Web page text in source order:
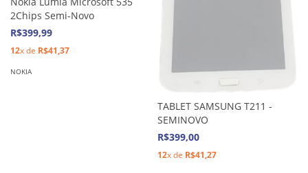
2Chips Semi-Novo
R$399,99
12x de R$41,37
NOKIA
TABLET SAMSUNG T211 -
SEMINOVO
R$399,00
12x de R$41,27